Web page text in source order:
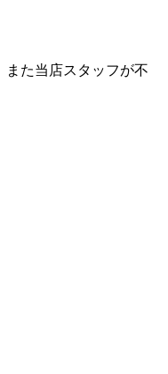
た当店スタッフが不